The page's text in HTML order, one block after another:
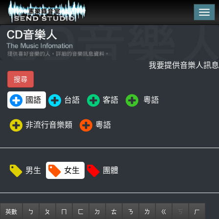
我要提供音樂人訊息
國語 台語 客語 粵語
非流行音樂類 粵語
男生 女生 團體
英數 ㄅ ㄆ ㄈ ㄉ ㄊ ㄋ ㄌ ㄍ ㄎ ㄏ